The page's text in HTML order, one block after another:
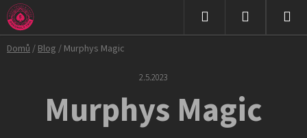
Přejít
na
obsah
Domů/Blog / Murphys Magic
Murphys Magic
2.5.2023